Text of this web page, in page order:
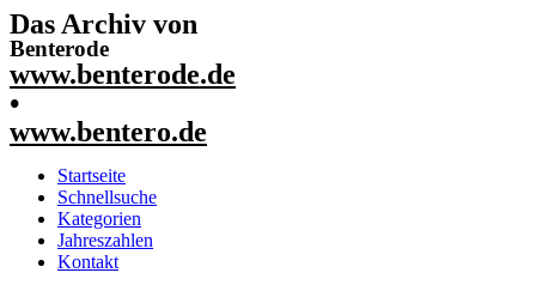
Das Archiv von
Benterode
www.benterode.de
•
www.bentero.de
Startseite
Schnellsuche
Kategorien
Jahreszahlen
Kontakt